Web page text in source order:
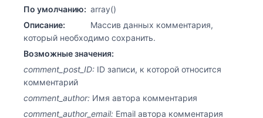
По умолчанию: array()
Описание:
Массив данных комментария,
который необходимо сохранить.
Возможные значения:
comment_post_ID: ID записи, к которой относится
комментарий
comment_author: Имя автора комментария
comment_author_email: Email автора комментария